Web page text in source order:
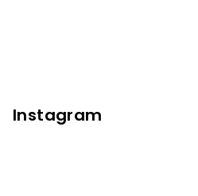
Instagram